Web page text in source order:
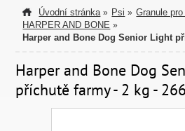
Úvodní stránka » Psi » Granule
HARPER AND BONE »
Harper and Bone Dog Senior Light
Harper and Bone Dog
příchutě farmy - 2 kg -